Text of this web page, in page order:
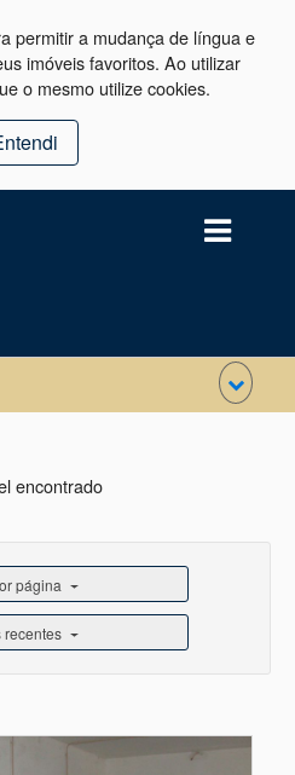
permitir a mudança de língua e
imóveis favoritos. Ao utilizar
o mesmo utilize cookies.
encontrado
página
recentes